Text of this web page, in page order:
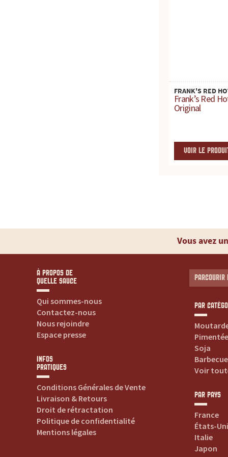
t
e
s
v
o
s
s
a
u
FRANK'S RED
Frank’s Red
Original
VOIR LE
Vous avez
À PROPOS DE
QUELLE SAUCE
Qui sommes-nous
Contactez-nous
Nous rejoindre
Espace presse
INFOS
PRATIQUES
Conditions Générales de Vente
Livraison & Retours
Droit de rétractation
Politique de confidentialité
Mentions légales
PARCOURIR
PAR
Pimentée
Soja
Barbecue
Voir
PAR PAYS
France
États-
Italie
Japon